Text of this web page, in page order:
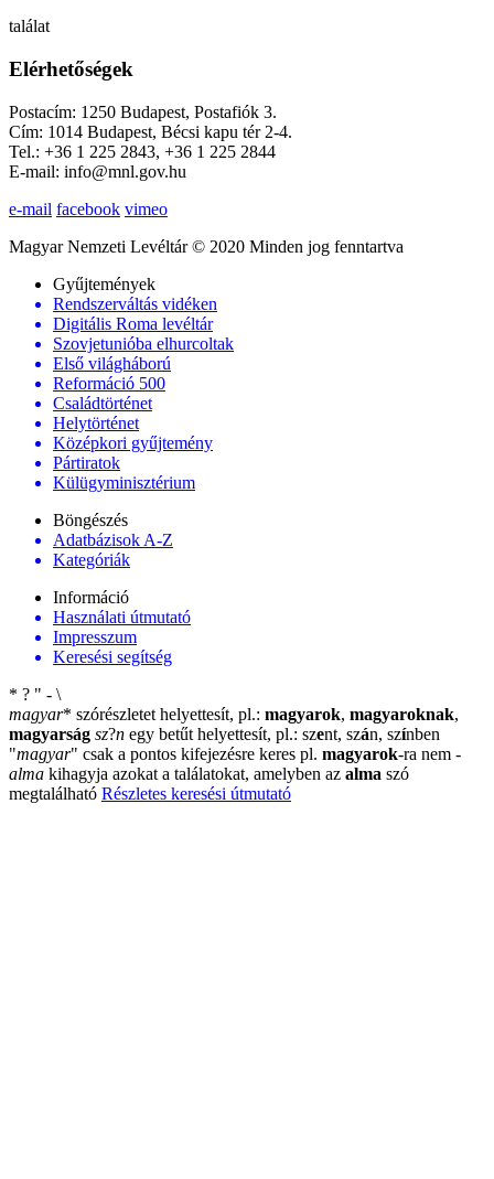
találat
Elérhetőségek
Postacím: 1250 Budapest, Postafiók 3.
Cím: 1014 Budapest, Bécsi kapu tér 2-4.
Tel.: +36 1 225 2843, +36 1 225 2844
E-mail: info@mnl.gov.hu
e-mail facebook vimeo
Magyar Nemzeti Levéltár © 2020 Minden jog fenntartva
Gyűjtemények
Rendszerváltás vidéken
Digitális Roma levéltár
Szovjetunióba elhurcoltak
Első világháború
Reformáció 500
Családtörténet
Helytörténet
Középkori gyűjtemény
Pártiratok
Külügyminisztérium
Böngészés
Adatbázisok A-Z
Kategóriák
Információ
Használati útmutató
Impresszum
Keresési segítség
* ? " - \
magyar* szórészletet helyettesít, pl.: magyarok, magyaroknak,
magyarság sz?n egy betűt helyettesít, pl.: szent, szán, színben
"magyar" csak a pontos kifejezésre keres pl. magyarok-ra nem -
alma kihagyja azokat a találatokat, amelyben az alma szó
megtalálható Részletes keresési útmutató